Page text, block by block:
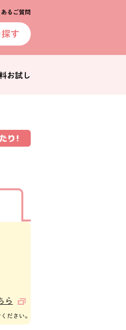
あるご質問
す
お試し
ら
ださい。